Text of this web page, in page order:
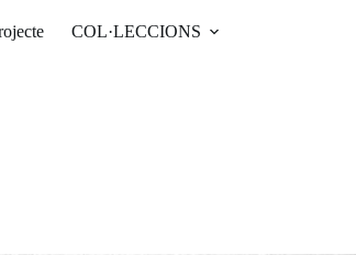
COL·LECCIONS